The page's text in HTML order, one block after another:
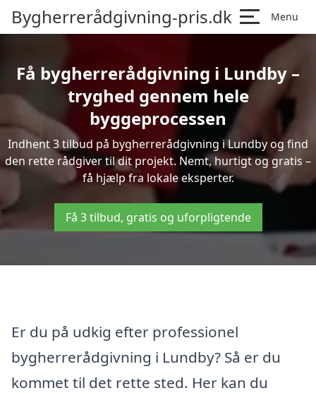
Bygherrerådgivning-pris.dk Menu
Få bygherrerådgivning i Lundby –
tryghed gennem hele
byggeprocessen
Indhent 3 tilbud på bygherrerådgivning i Lundby og find
den rette rådgiver til dit projekt. Nemt, hurtigt og gratis –
få hjælp fra lokale eksperter.
Få 3 tilbud, gratis og uforpligtende
Er du på udkig efter professionel
bygherrerådgivning i Lundby? Så er du
kommet til det rette sted. Her kan du